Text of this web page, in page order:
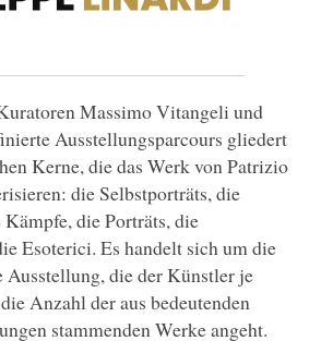
Massimo Vitangeli und
Ausstellungsparcours gliedert
Kerne, die das Werk von Patrizio
die Selbstporträts, die
die Porträts, die
Esoterici. Es handelt sich um die
Ausstellung, die der Künstler je
Anzahl der aus bedeutenden
stammenden Werke angeht.